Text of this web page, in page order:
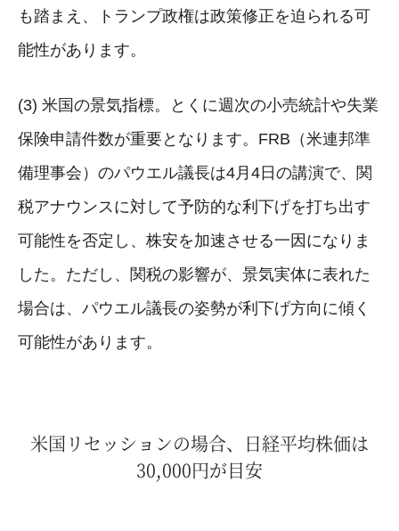
も踏まえ、トランプ政権は政策修正を迫られる可
能性があります。
(3) 米国の景気指標。とくに週次の小売統計や失業
保険申請件数が重要となります。FRB（米連邦準
備理事会）のパウエル議長は4月4日の講演で、関
税アナウンスに対して予防的な利下げを打ち出す
可能性を否定し、株安を加速させる一因になりま
した。ただし、関税の影響が、景気実体に表れた
場合は、パウエル議長の姿勢が利下げ方向に傾く
可能性があります。
米国リセッションの場合、日経平均株価は
30,000円が目安